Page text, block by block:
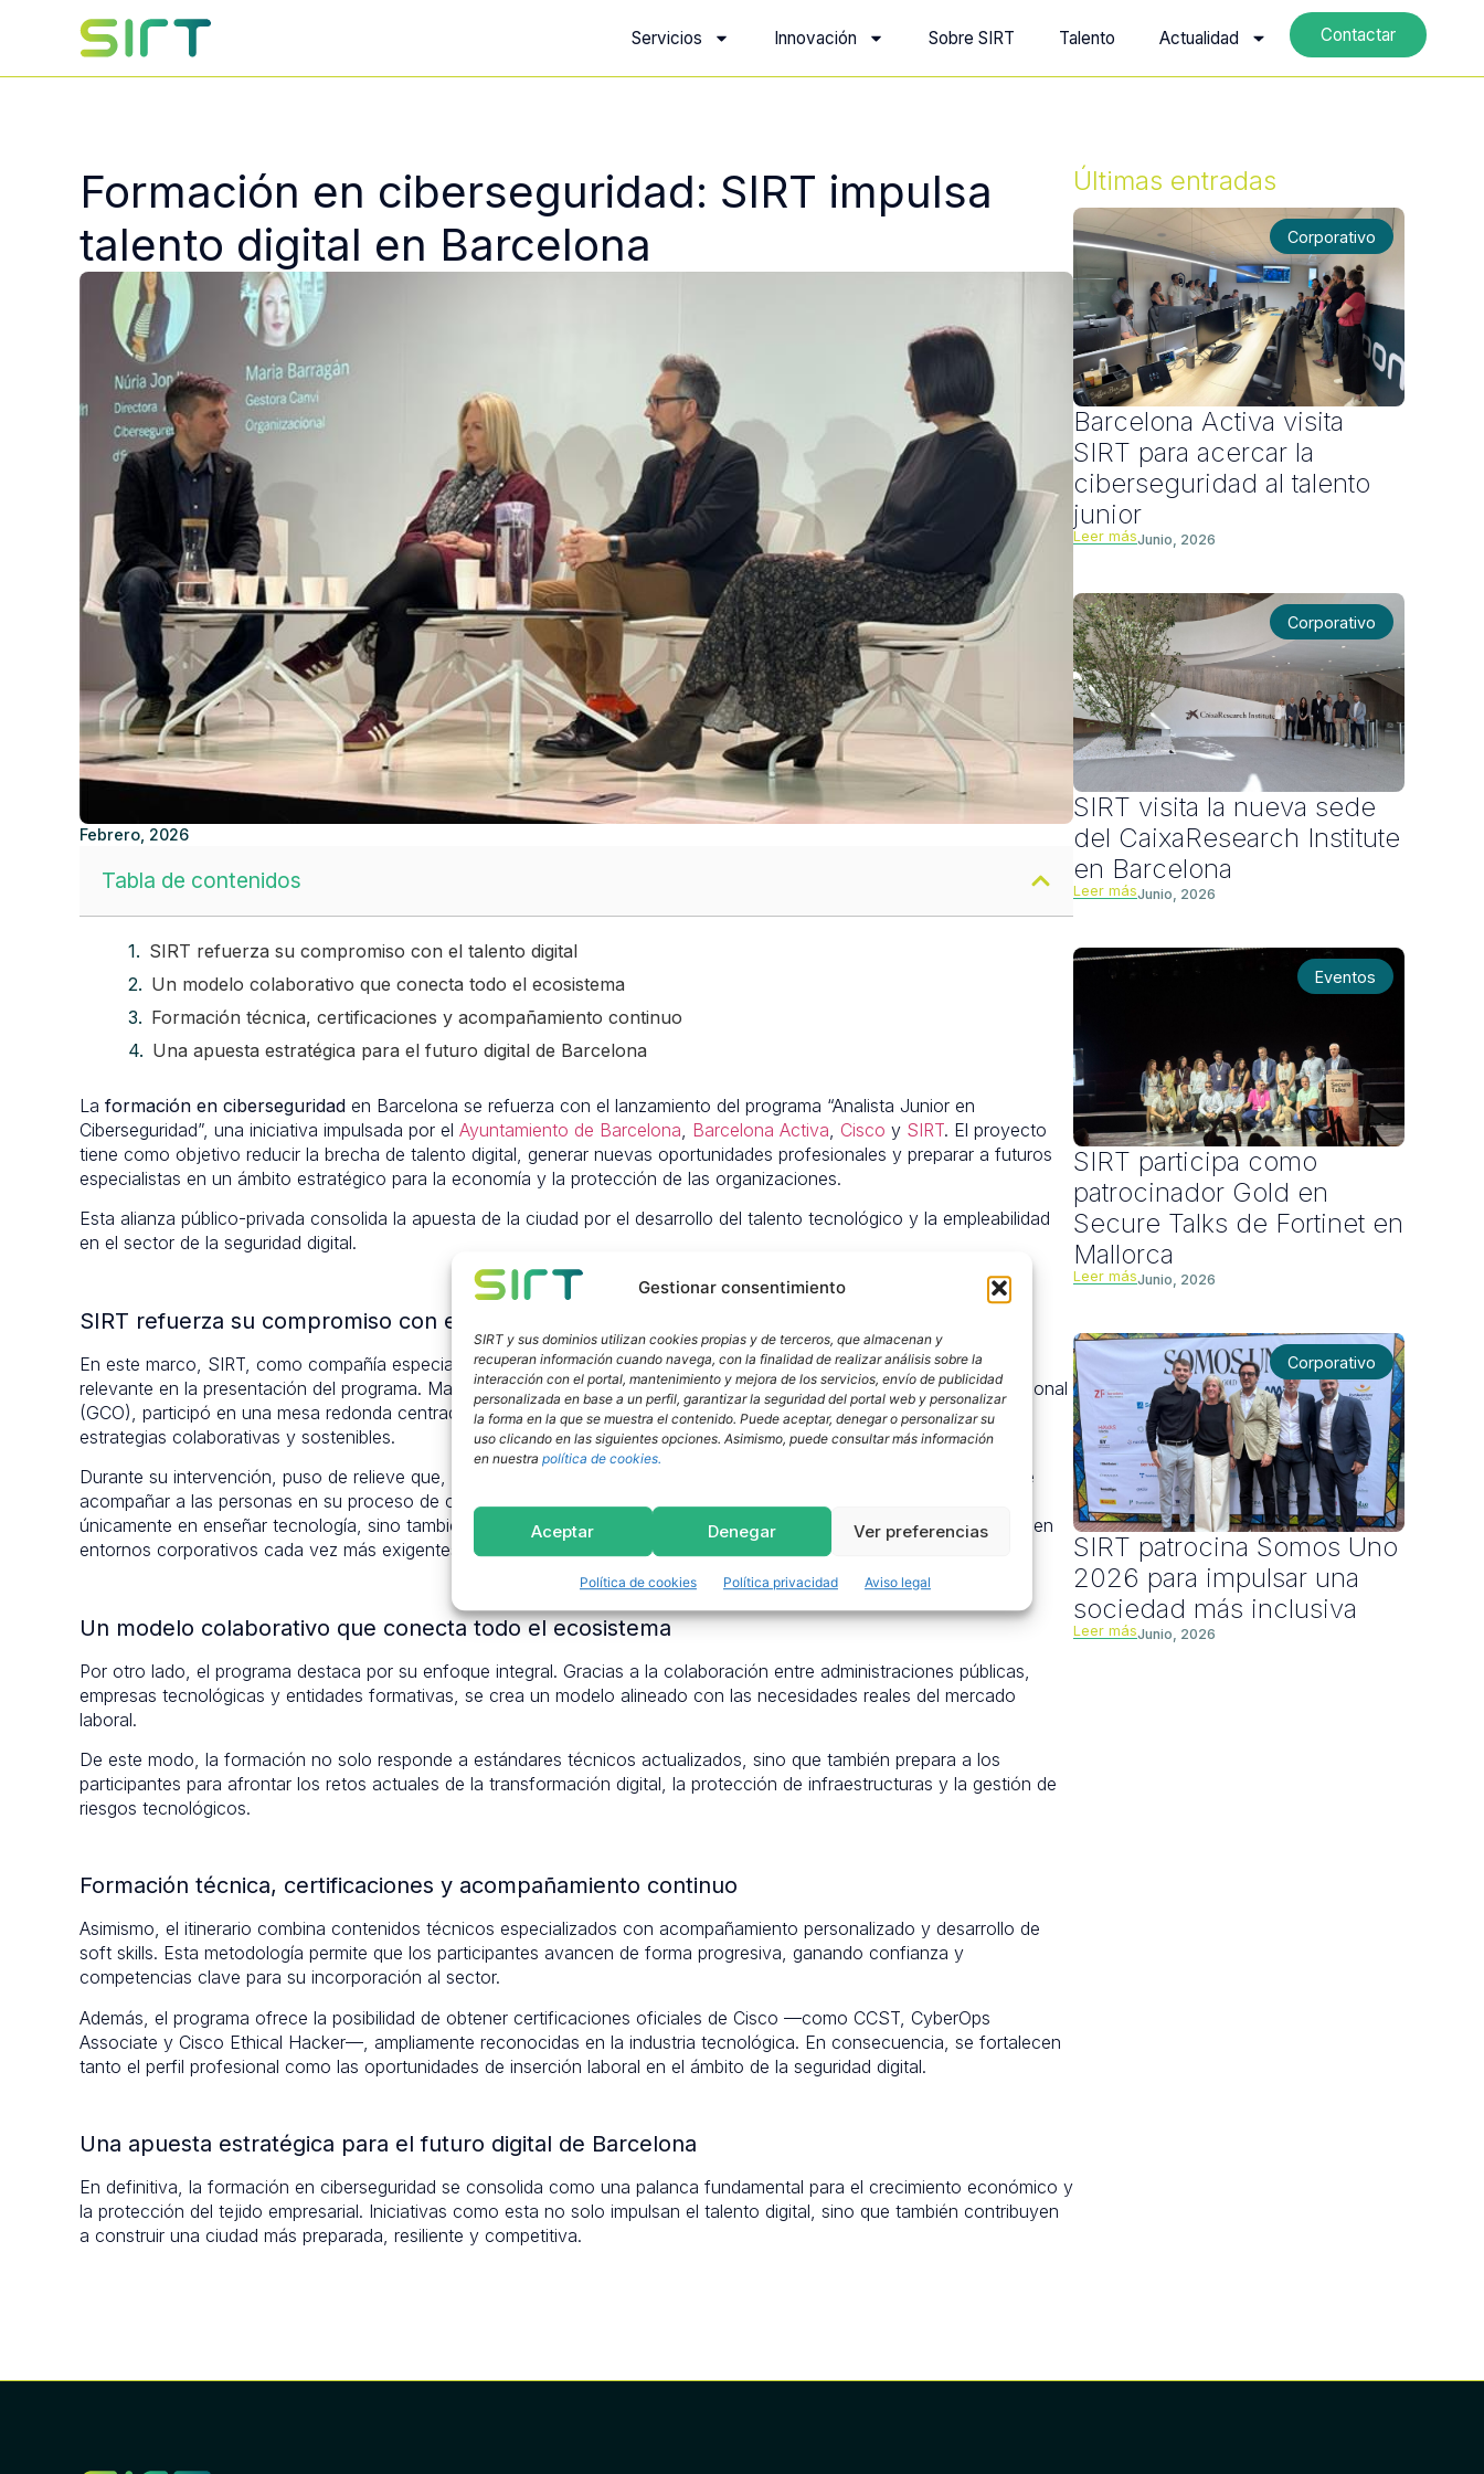
Gestionar consentimiento
SIRT y sus dominios utilizan cookies propias y de terceros, que almacenan y
recuperan información cuando navega, con la finalidad de realizar análisis sobre la
interacción con el portal, mantenimiento y mejora de los servicios, envío de publicidad
personalizada en base a un perfil, garantizar la seguridad del portal web y personalizar
la forma en la que se muestra el contenido. Puede aceptar, denegar o personalizar su
uso clicando en las siguientes opciones. Asimismo, puede consultar más información
en nuestra política de cookies.
Aceptar Denegar Ver preferencias
Política de cookies Política privacidad Aviso legal
Servicios Innovación Sobre SIRT Talento Actualidad Contactar
Formación en ciberseguridad: SIRT impulsa
talento digital en Barcelona
Febrero, 2026
Tabla de contenidos
SIRT refuerza su compromiso con el talento digital
Un modelo colaborativo que conecta todo el ecosistema
Formación técnica, certificaciones y acompañamiento continuo
Una apuesta estratégica para el futuro digital de Barcelona
La formación en ciberseguridad en Barcelona se refuerza con el lanzamiento del programa “Analista Junior en
Ciberseguridad”, una iniciativa impulsada por el Ayuntamiento de Barcelona, Barcelona Activa, Cisco y SIRT. El proyecto
tiene como objetivo reducir la brecha de talento digital, generar nuevas oportunidades profesionales y preparar a futuros
especialistas en un ámbito estratégico para la economía y la protección de las organizaciones.
Esta alianza público-privada consolida la apuesta de la ciudad por el desarrollo del talento tecnológico y la empleabilidad
en el sector de la seguridad digital.
SIRT refuerza su compromiso con el talento digital
En este marco, SIRT, como compañía especializada en ciberseguridad y confianza digital, ha desempeñado un papel
relevante en la presentación del programa. María Barragán, especialista de la unidad de Gestión del Cambio Organizacional
(GCO), participó en una mesa redonda centrada en cómo reducir la brecha de talento en ciberseguridad mediante
estrategias colaborativas y sostenibles.
Durante su intervención, puso de relieve que, si bien la capacitación técnica es esencial, resulta igualmente importante
acompañar a las personas en su proceso de cambio profesional. En otras palabras, generar empleabilidad no consiste
únicamente en enseñar tecnología, sino también en desarrollar competencias transversales que faciliten la integración en
entornos corporativos cada vez más exigentes y dinámicos.
Un modelo colaborativo que conecta todo el ecosistema
Por otro lado, el programa destaca por su enfoque integral. Gracias a la colaboración entre administraciones públicas,
empresas tecnológicas y entidades formativas, se crea un modelo alineado con las necesidades reales del mercado
laboral.
De este modo, la formación no solo responde a estándares técnicos actualizados, sino que también prepara a los
participantes para afrontar los retos actuales de la transformación digital, la protección de infraestructuras y la gestión de
riesgos tecnológicos.
Formación técnica, certificaciones y acompañamiento continuo
Asimismo, el itinerario combina contenidos técnicos especializados con acompañamiento personalizado y desarrollo de
soft skills. Esta metodología permite que los participantes avancen de forma progresiva, ganando confianza y
competencias clave para su incorporación al sector.
Además, el programa ofrece la posibilidad de obtener certificaciones oficiales de Cisco —como CCST, CyberOps
Associate y Cisco Ethical Hacker—, ampliamente reconocidas en la industria tecnológica. En consecuencia, se fortalecen
tanto el perfil profesional como las oportunidades de inserción laboral en el ámbito de la seguridad digital.
Una apuesta estratégica para el futuro digital de Barcelona
En definitiva, la formación en ciberseguridad se consolida como una palanca fundamental para el crecimiento económico y
la protección del tejido empresarial. Iniciativas como esta no solo impulsan el talento digital, sino que también contribuyen
a construir una ciudad más preparada, resiliente y competitiva.
Últimas entradas
Corporativo
Barcelona Activa visita
SIRT para acercar la
ciberseguridad al talento
junior
Leer másJunio, 2026
Corporativo
SIRT visita la nueva sede
del CaixaResearch Institute
en Barcelona
Leer másJunio, 2026
Eventos
SIRT participa como
patrocinador Gold en
Secure Talks de Fortinet en
Mallorca
Leer másJunio, 2026
Corporativo
SIRT patrocina Somos Uno
2026 para impulsar una
sociedad más inclusiva
Leer másJunio, 2026